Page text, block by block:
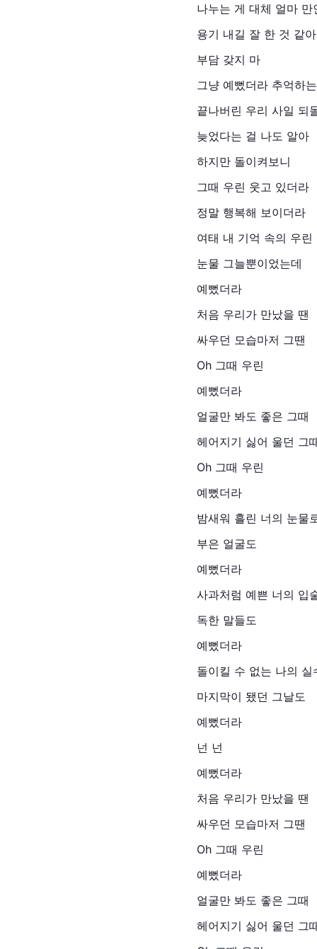
나누는 게 대체 얼마 만
용기 내길 잘 한 것 같아
부담 갖지 마
그냥 예뻤더라 추억하
끝나버린 우리 사일 되
늦었다는 걸 나도 알아
하지만 돌이켜보니
그때 우린 웃고 있더라
정말 행복해 보이더라
여태 내 기억 속의 우린
눈물 그늘뿐이었는데
예뻤더라
처음 우리가 만났을 땐
싸우던 모습마저 그땐
Oh 그때 우린
예뻤더라
얼굴만 봐도 좋은 그때
헤어지기 싫어 울던 그
Oh 그때 우린
예뻤더라
밤새워 흘린 너의 눈물
부은 얼굴도
예뻤더라
사과처럼 예쁜 너의 입
독한 말들도
예뻤더라
돌이킬 수 없는 나의 실
마지막이 됐던 그날도
예뻤더라
넌 넌
예뻤더라
처음 우리가 만났을 땐
싸우던 모습마저 그땐
Oh 그때 우린
예뻤더라
얼굴만 봐도 좋은 그때
헤어지기 싫어 울던 그